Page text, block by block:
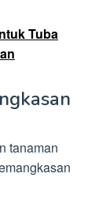
Tuba
tanaman